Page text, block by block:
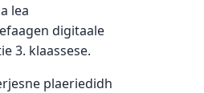
lea
digitaale
3. klaassese.
plaeriedidh